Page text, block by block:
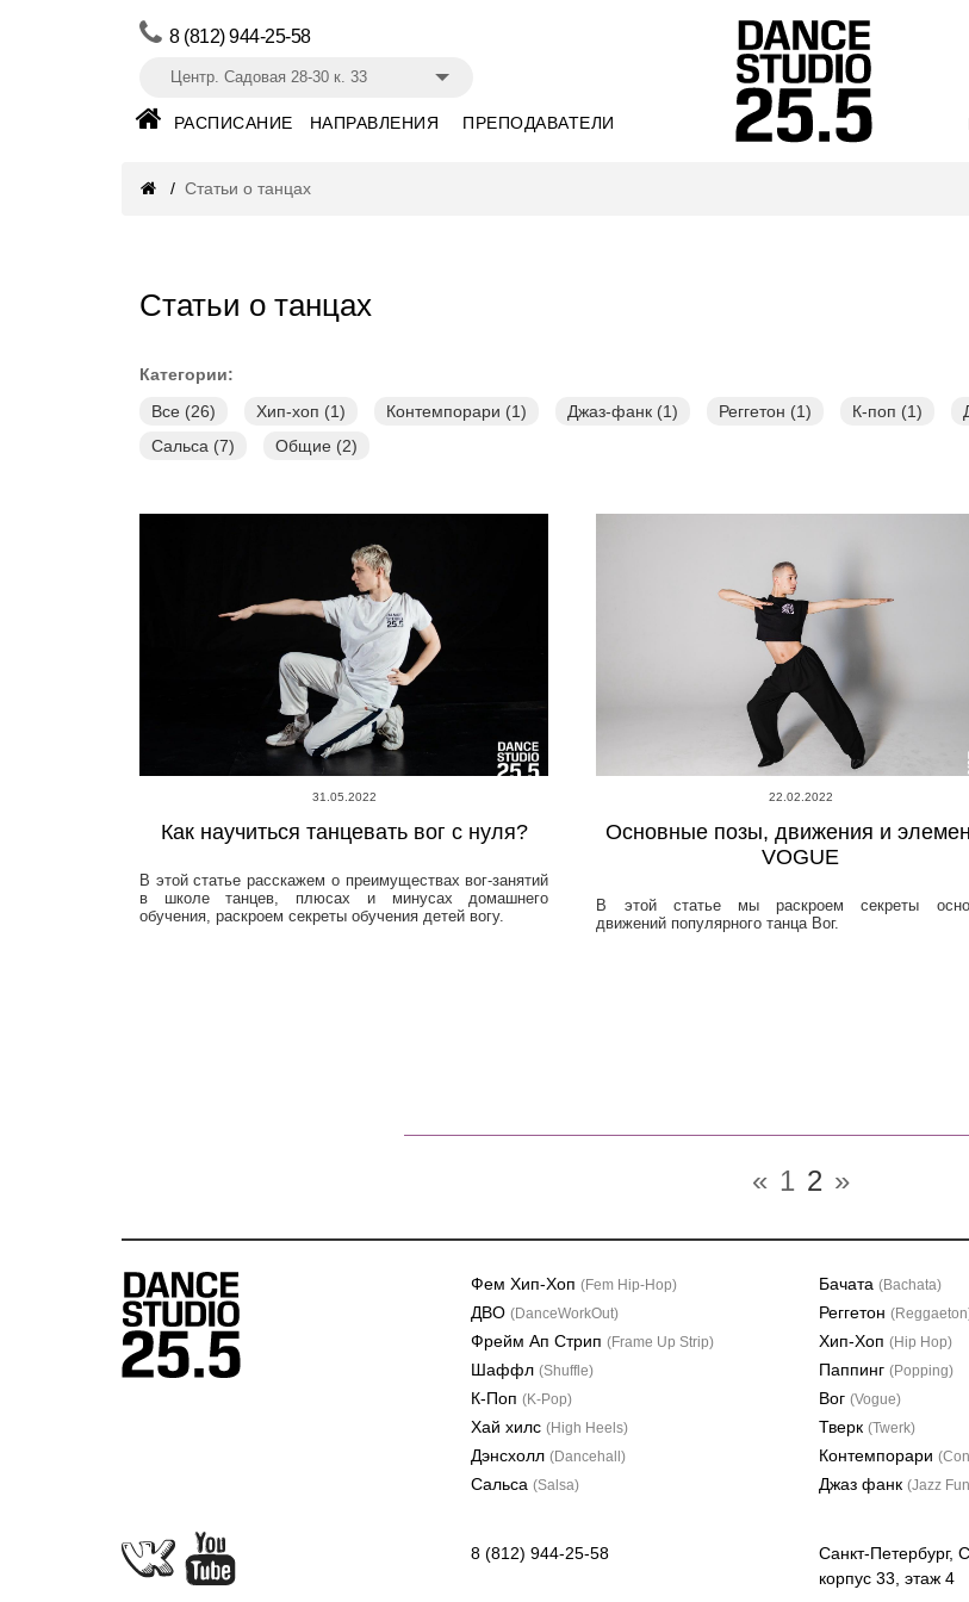
8 (812) 944-25-58
Центр. Садовая 28-30 к. 33
РАСПИСАНИЕ НАПРАВЛЕНИЯ ПРЕПОДАВАТЕЛИ
Статьи о танцах
Статьи о танцах
Категории:
Все (26)
Хип-хоп (1) Контемпорари (1) Джаз-фанк (1) Реггетон (1) К-поп (1)
Сальса (7)
Общие (2)
31.05.2022
Как научиться танцевать вог с нуля?
В этой статье расскажем о преимуществах вог-занятий
в школе танцев, плюсах и минусах домашнего
обучения, раскроем секреты обучения детей вогу.
22.02.2022
Основные позы, движения и
VOGUE
В этой статье мы раскроем секреты
движений популярного танца Вог.
« 1 2 »
Фем Хип-Хоп (Fem Hip-Hop)
ДВО (DanceWorkOut)
Фрейм Ап Стрип (Frame Up Strip)
Шаффл (Shuffle)
К-Поп (K-Pop)
Хай хилс (High Heels)
Дэнсхолл (Dancehall)
Сальса (Salsa)
Бачата (Bachata)
Реггетон
Хип-Хоп (Hip Hop)
Паппинг (Popping)
Вог (Vogue)
Тверк (Twerk)
Контемпорари
Джаз фанк (Jazz
8 (812) 944-25-58
Санкт-Петербург,
корпус 33, этаж 4